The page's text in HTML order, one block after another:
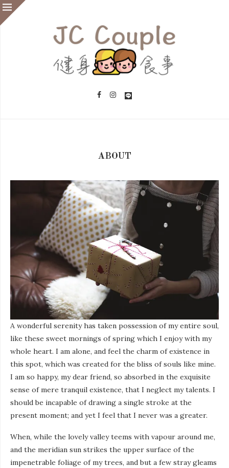
ABOUT
A wonderful serenity has taken possession of my entire soul,
like these sweet mornings of spring which I enjoy with my
whole heart. I am alone, and feel the charm of existence in
this spot, which was created for the bliss of souls like mine.
I am so happy, my dear friend, so absorbed in the exquisite
sense of mere tranquil existence, that I neglect my talents. I
should be incapable of drawing a single stroke at the
present moment; and yet I feel that I never was a greater.
When, while the lovely valley teems with vapour around me,
and the meridian sun strikes the upper surface of the
impenetrable foliage of my trees, and but a few stray gleams